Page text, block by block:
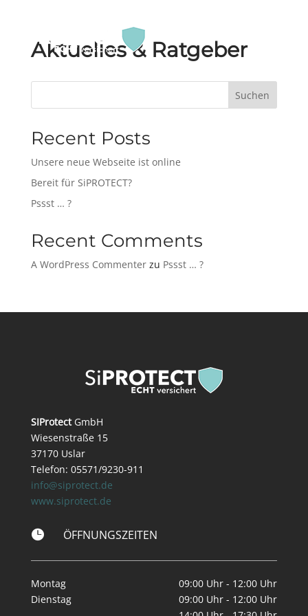
Aktuelles & Ratgeber
Suchen
Recent Posts
Unsere neue Webseite ist online
Bereit für SiPROTECT?
Pssst … ?
Recent Comments
A WordPress Commenterzu Pssst … ?
SIProtectGmbH
Wiesenstraße 15
37170 Uslar
Telefon: 05571/9230-911
info@siprotect.de
www.siprotect.de
 ÖFFNUNGSZEITEN
Montag
09:00 Uhr - 12:00 Uhr
Dienstag
09:00 Uhr - 12:00 Uhr